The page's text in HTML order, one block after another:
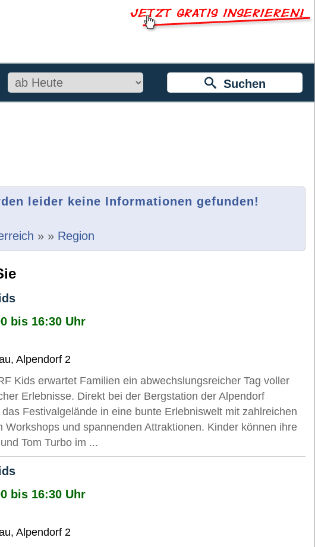
Suchen
leider keine Informationen gefunden!
» » Region
bis 16:30 Uhr
,Alpendorf 2
Kids erwartet Familien ein abwechslungsreicher Tag voller
Erlebnisse. Direkt bei der Bergstation der Alpendorf
Festivalgelände in eine bunte Erlebniswelt mit zahlreichen
Workshops und spannenden Attraktionen. Kinder können ihre
Tom Turbo im ...
bis 16:30 Uhr
,Alpendorf 2